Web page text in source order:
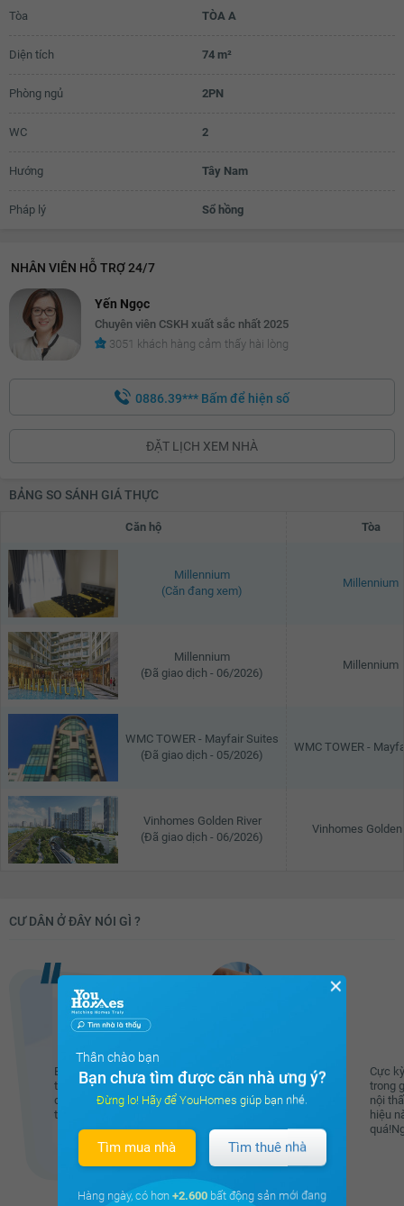
23 triệu
23.1 triệu
23.5 triệu
23.8 triệu
23.9 triệu
24 triệu
Tòa TÒA A
Diện tích 74 m²
Phòng ngủ 2PN
WC 2
Hướng Tây Nam
Pháp lý Sổ hồng
NHÂN VIÊN HỖ TRỢ 24/7
Yến Ngọc
Chuyên viên CSKH xuất sắc nhất 2025
3051 khách hàng cảm thấy hài lòng
0886.39*** Bấm để hiện số
ĐẶT LỊCH XEM NHÀ
BẢNG SO SÁNH GIÁ THỰC
Căn hộ Tòa
Millennium
(Căn đang xem)
Millennium
Millennium
(Đã giao dịch - 06/2026)
Millennium
WMC TOWER - Mayfair Suites
(Đã giao dịch - 05/2026)
WMC TOWER -
Vinhomes Golden River
(Đã giao dịch - 06/2026)
Vinhomes Golden
CƯ DÂN Ở ĐÂY NÓI GÌ ?
Nguyễn Thị Cẩm Tú
Em đăng bài để cảm ơn người tốt giấu mặt
trong chung cư thôi ạ. Vừa rồi em có để
quên túi xách ở khu vực BBQ. Lúc nhớ ra
thì chạy xuống ko thấy...
Xem đầy đủ
Cực
trong
nội
hiệu
✕
Thân chào bạn
Bạn chưa tìm được căn nhà ưng ý?
Đừng lo! Hãy để YouHomes giúp bạn nhé.
Tìm mua nhà Tìm thuê nhà
Hàng ngày, có hơn +2.600 bất động sản mới đang